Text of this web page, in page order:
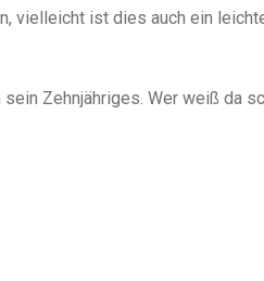
vielleicht ist dies auch ein
Zehnjähriges. Wer weiß da